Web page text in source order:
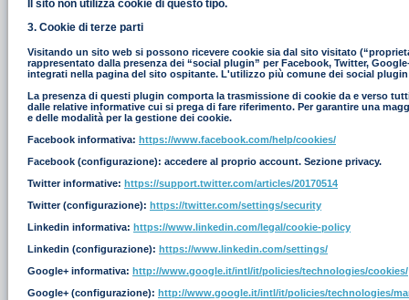
Il sito non utilizza cookie di questo tipo.
3. Cookie di terze parti
Visitando un sito web si possono ricevere cookie sia dal sito visitato
rappresentato dalla presenza dei “social plugin” per Facebook, Twitter,
integrati nella pagina del sito ospitante. L'utilizzo più comune dei social
La presenza di questi plugin comporta la trasmissione di cookie da e verso
dalle relative informative cui si prega di fare riferimento. Per garantire una
e delle modalità per la gestione dei cookie.
Facebook informativa: https://www.facebook.com/help/cookies/
Facebook (configurazione): accedere al proprio account. Sezione privacy.
Twitter informative: https://support.twitter.com/articles/20170514
Twitter (configurazione): https://twitter.com/settings/security
Linkedin informativa: https://www.linkedin.com/legal/cookie-policy
Linkedin (configurazione): https://www.linkedin.com/settings/
Google+ informativa: http://www.google.it/intl/it/policies/technologies/cookies/
Google+ (configurazione): http://www.google.it/intl/it/policies/technologies/